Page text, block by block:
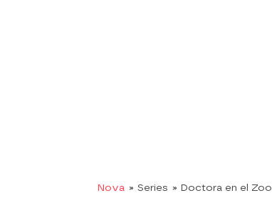
Nova » Series » Doctora en el Zoo